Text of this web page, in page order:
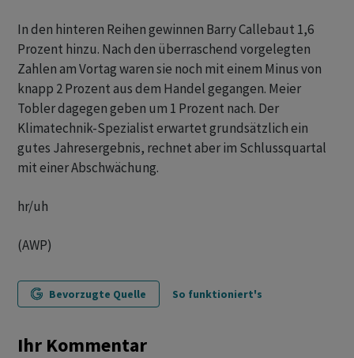
In den hinteren Reihen gewinnen Barry Callebaut 1,6
Prozent hinzu. Nach den überraschend vorgelegten
Zahlen am Vortag waren sie noch mit einem Minus von
knapp 2 Prozent aus dem Handel gegangen. Meier
Tobler dagegen geben um 1 Prozent nach. Der
Klimatechnik-Spezialist erwartet grundsätzlich ein
gutes Jahresergebnis, rechnet aber im Schlussquartal
mit einer Abschwächung.
hr/uh
(AWP)
Bevorzugte Quelle So funktioniert's
Ihr Kommentar